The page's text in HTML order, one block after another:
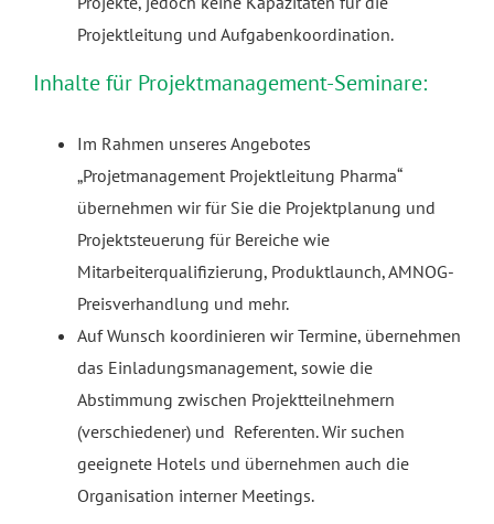
Projektleitung und Aufgabenkoordination.
Inhalte für Projektmanagement-Seminare:
Im Rahmen unseres Angebotes
„Projetmanagement Projektleitung Pharma“
übernehmen wir für Sie die Projektplanung und
Projektsteuerung für Bereiche wie
Mitarbeiterqualifizierung, Produktlaunch, AMNOG-
Preisverhandlung und mehr.
Auf Wunsch koordinieren wir Termine, übernehmen
das Einladungsmanagement, sowie die
Abstimmung zwischen Projektteilnehmern
(verschiedener) und Referenten. Wir suchen
geeignete Hotels und übernehmen auch die
Organisation interner Meetings.